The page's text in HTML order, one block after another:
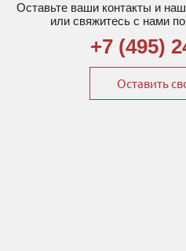
Оставьте ваши контакты и
или свяжитесь с нами
+7 (495)
Оставить